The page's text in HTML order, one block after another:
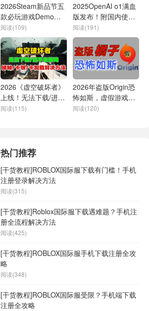
2026Steam新品节五
款必玩游戏Demo推
荐，全程无尿点
阅读(109)
2025OpenAI o1满血
版发布！附国内使用
方法 | 2分钟看懂首日
直播 | ChatGPT
Plus/Pro国内购买指
南
阅读(191)
2026《虚空破坏者》
上线！无法下载/进不
去游戏/掉帧/卡顿/卡
阅读(115)
2026年盗版Origin恐
怖如斯，虚假游戏平
台害人不浅！小编带
阅读(120)
热门推荐
[干货教程]ROBLOX国际服下载有门槛！手机
注册登录解决方法
阅读(315)
[干货教程]Roblox国际服下载遇难题？手机注
册全流程解决方法
阅读(425)
[干货教程]ROBLOX国际服手机下载注册全攻
略
阅读(348)
[干货教程]ROBLOX国际服受限？手机端下载
注册全攻略